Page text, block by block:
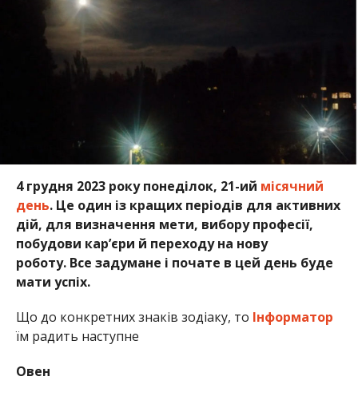
4 грудня 2023 року понеділок, 21-ий місячний
день. Це один із кращих періодів для активних
дій, для визначення мети, вибору професії,
побудови кар’єри й переходу на нову
роботу. Все задумане і почате в цей день буде
мати успіх.
Що до конкретних знаків зодіаку, то Інформатор
їм радить наступне
Овен